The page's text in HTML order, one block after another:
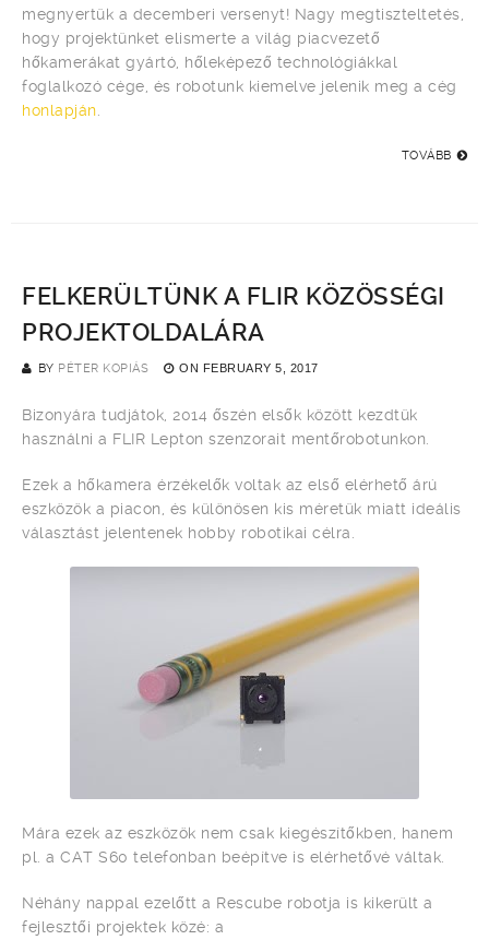
megnyertük a decemberi versenyt! Nagy megtiszteltetés,
hogy projektünket elismerte a világ piacvezető
hőkamerákat gyártó, hőleképező technológiákkal
foglalkozó cége, és robotunk kiemelve jelenik meg a cég
honlapján
TOVÁBB
FELKERÜLTÜNK A FLIR KÖZÖSSÉGI
PROJEKTOLDALÁRA
BY PÉTER KOPIÁS ON FEBRUARY 5, 2017
Bizonyára tudjátok, 2014 őszén elsők között kezdtük
használni a FLIR Lepton szenzorait mentőrobotunkon.
Ezek a hőkamera érzékelők voltak az első elérhető árú
eszközök a piacon, és különösen kis méretük miatt ideális
választást jelentenek hobby robotikai célra.
Mára ezek az eszközök nem csak kiegészítőkben, hanem
pl. a CAT S60 telefonban beépítve is elérhetővé váltak.
Néhány nappal ezelőtt a Rescube robotja is kikerült a
fejlesztői projektek közé: a